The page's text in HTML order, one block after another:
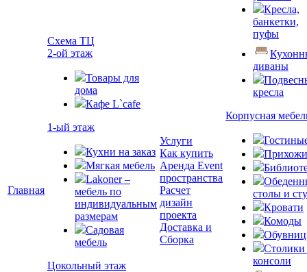
Главная
Схема ТЦ
2-ой этаж
Товары для
дома
Кафе L`cafe
1-ый этаж
Кухни на заказ
Мягкая мебель
Lakoner –
мебель по
индивидуальным
размерам
Садовая
мебель
Цокольный этаж
Услуги
Как купить
Аренда Event
пространства
Расчет
дизайн
проекта
Доставка и
Сборка
Кресла,
банкетки,
пуфы
диваны
кресла
Корпусная
столы и
Кровати
Комоды
Столики
консоли